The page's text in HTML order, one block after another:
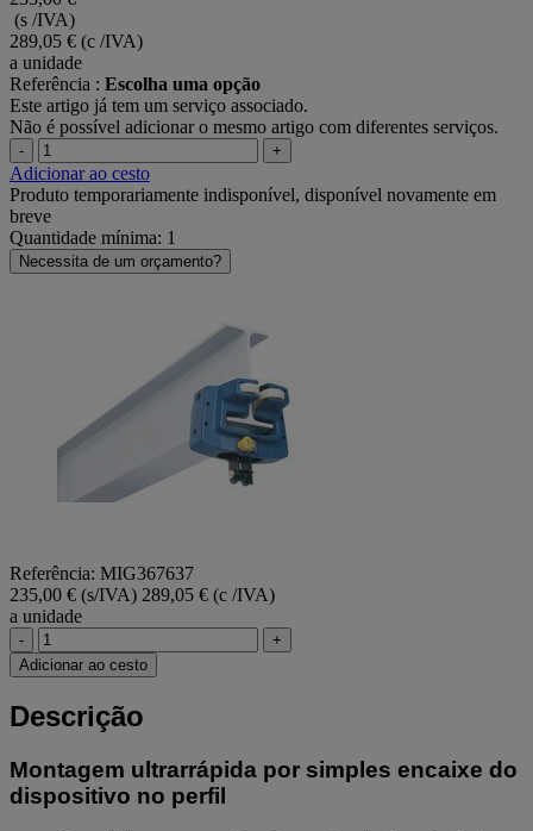
(s /IVA)
289,05 € (c /IVA)
a unidade
Referência : Escolha uma opção
Este artigo já tem um serviço associado.
Não é possível adicionar o mesmo artigo com diferentes serviços.
- +
Adicionar ao cesto
Produto temporariamente indisponível, disponível novamente em
breve
Quantidade mínima: 1
Necessita de um orçamento?
Referência: MIG367637
235,00 € (s/IVA) 289,05 € (c /IVA)
a unidade
-
+
Adicionar ao cesto
Descrição
Montagem ultrarrápida por simples encaixe do
dispositivo no perfil